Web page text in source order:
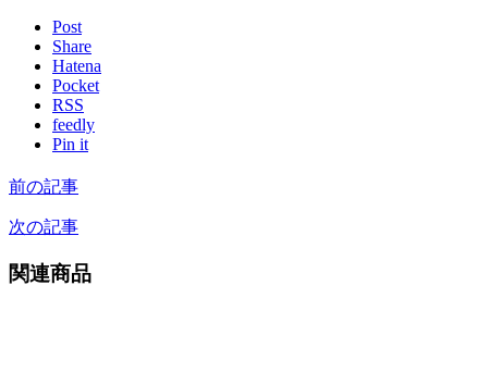
Post
Share
Hatena
Pocket
RSS
feedly
Pin it
前の記事
次の記事
関連商品